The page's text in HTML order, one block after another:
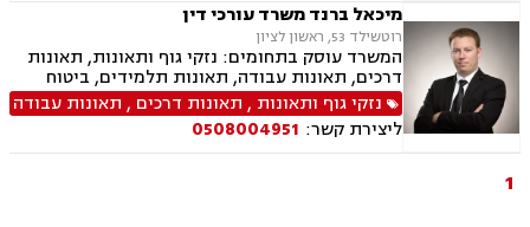
מיכאל ברנד משרד עורכי דין
רוטשילד 53, ראשון לציון
המשרד עוסק בתחומים: נזקי גוף ותאונות, תאונות
דרכים, תאונות עבודה, תאונות תלמידים, ביטוח
לאומי, אובדן כושר עבודה, רשלנות רפואית, דיני
תעופה
נזקי גוף ותאונות , תאונות דרכים , תאונות עבודה
ליצירת קשר: 0508004951
1